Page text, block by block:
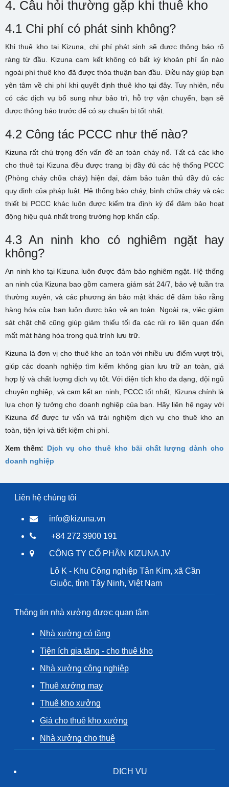
4. Câu hỏi thường gặp khi thuê kho
4.1 Chi phí có phát sinh không?
Khi thuê kho tại Kizuna, chi phí phát sinh sẽ được thông báo rõ
ràng từ đầu. Kizuna cam kết không có bất kỳ khoản phí ẩn nào
ngoài phí thuê kho đã được thỏa thuận ban đầu. Điều này giúp bạn
yên tâm về chi phí khi quyết định thuê kho tại đây. Tuy nhiên, nếu
có các dịch vụ bổ sung như bảo trì, hỗ trợ vận chuyển, bạn sẽ
được thông báo trước để có sự chuẩn bị tốt nhất.
4.2 Công tác PCCC như thế nào?
Kizuna rất chú trọng đến vấn đề an toàn cháy nổ. Tất cả các kho
cho thuê tại Kizuna đều được trang bị đầy đủ các hệ thống PCCC
(Phòng cháy chữa cháy) hiện đại, đảm bảo tuân thủ đầy đủ các
quy định của pháp luật. Hệ thống báo cháy, bình chữa cháy và các
thiết bị PCCC khác luôn được kiểm tra định kỳ để đảm bảo hoạt
động hiệu quả nhất trong trường hợp khẩn cấp.
4.3 An ninh kho có nghiêm ngặt hay
không?
An ninh kho tại Kizuna luôn được đảm bảo nghiêm ngặt. Hệ thống
an ninh của Kizuna bao gồm camera giám sát 24/7, bảo vệ tuần tra
thường xuyên, và các phương án bảo mật khác để đảm bảo rằng
hàng hóa của bạn luôn được bảo vệ an toàn. Ngoài ra, việc giám
sát chặt chẽ cũng giúp giảm thiểu tối đa các rủi ro liên quan đến
mất mát hàng hóa trong quá trình lưu trữ.
Kizuna là đơn vị cho thuê kho an toàn với nhiều ưu điểm vượt trội,
giúp các doanh nghiệp tìm kiếm không gian lưu trữ an toàn, giá
hợp lý và chất lượng dịch vụ tốt. Với diện tích kho đa dạng, đội ngũ
chuyên nghiệp, và cam kết an ninh, PCCC tốt nhất, Kizuna chính là
lựa chọn lý tưởng cho doanh nghiệp của bạn. Hãy liên hệ ngay với
Kizuna để được tư vấn và trải nghiệm dịch vụ cho thuê kho an
toàn, tiện lợi và tiết kiệm chi phí.
Xem thêm: Dịch vụ cho thuê kho bãi chất lượng dành cho
doanh nghiệp
Liên hệ chúng tôi
info@kizuna.vn
+84 272 3900 191
CÔNG TY CỔ PHẦN KIZUNA JV
Lô K - Khu Công nghiệp Tân Kim, xã Cần
Giuộc, tỉnh Tây Ninh, Việt Nam
Thông tin nhà xưởng được quan tâm
Nhà xưởng có tầng
Tiện ích gia tăng - cho thuê kho
Nhà xưởng công nghiệp
Thuê xưởng may
Thuê kho xưởng
Giá cho thuê kho xưởng
Nhà xưởng cho thuê
DỊCH VỤ